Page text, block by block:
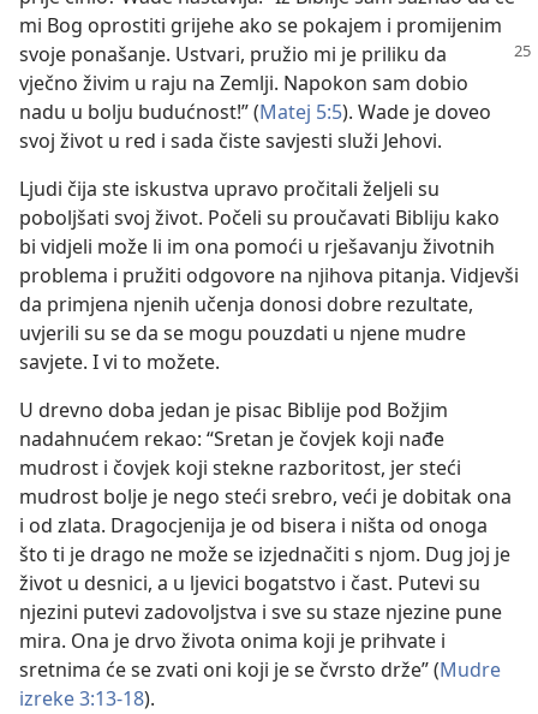
mi Bog oprostiti grijehe ako se pokajem i promijenim
svoje ponašanje. Ustvari, pružio mi je priliku da
vječno živim u raju na Zemlji. Napokon sam dobio
nadu u bolju budućnost!” (Matej 5:5). Wade je doveo
svoj život u red i sada čiste savjesti služi Jehovi.
Ljudi čija ste iskustva upravo pročitali željeli su
poboljšati svoj život. Počeli su proučavati Bibliju kako
bi vidjeli može li im ona pomoći u rješavanju životnih
problema i pružiti odgovore na njihova pitanja. Vidjevši
da primjena njenih učenja donosi dobre rezultate,
uvjerili su se da se mogu pouzdati u njene mudre
savjete. I vi to možete.
U drevno doba jedan je pisac Biblije pod Božjim
nadahnućem rekao: “Sretan je čovjek koji nađe
mudrost i čovjek koji stekne razboritost, jer steći
mudrost bolje je nego steći srebro, veći je dobitak ona
i od zlata. Dragocjenija je od bisera i ništa od onoga
što ti je drago ne može se izjednačiti s njom. Dug joj je
život u desnici, a u ljevici bogatstvo i čast. Putevi su
njezini putevi zadovoljstva i sve su staze njezine pune
mira. Ona je drvo života onima koji je prihvate i
sretnima će se zvati oni koji je se čvrsto drže” (Mudre
izreke 3:13-18).